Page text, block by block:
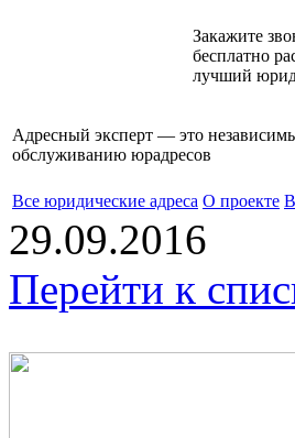
Закажите
бесплатно
лучший
Адресный эксперт — это
обслуживанию юрадресов
Все юридические адреса О проекте
29.09.2016
Перейти к